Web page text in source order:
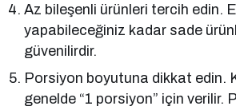
Az bileşenli ürünleri tercih edin.
yapabileceğiniz kadar sade
güvenilirdir.
Porsiyon boyutuna dikkat edin.
genelde “1 porsiyon” için verilir.